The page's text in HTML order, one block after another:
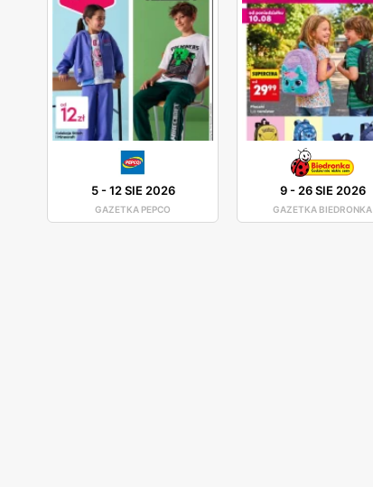
5-12 SIE 2026
GAZETKA PEPCO
9- 26 SIE 2026
GAZETKA BIEDRONKA